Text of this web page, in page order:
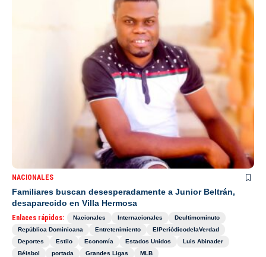
NACIONALES
Familiares buscan desesperadamente a Junior Beltrán,
desaparecido en Villa Hermosa
Enlaces rápidos: Nacionales Internacionales
Deultimominuto
República Dominicana
Entretenimiento
ElPeriódicodelaVerdad
Deportes
Estilo Economía Estados Unidos
Luis Abinader
Béisbol
portada Grandes Ligas MLB